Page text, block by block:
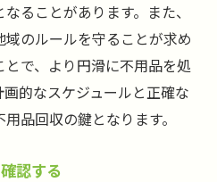
ることがあります。また、
のルールを守ることが求め
で、より円滑に不用品を処
的なスケジュールと正確な
品回収の鍵となります。
認する